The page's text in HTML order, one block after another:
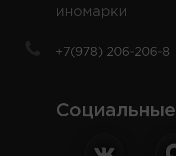
иномарки
+7(978) 206-206-8
Социальные